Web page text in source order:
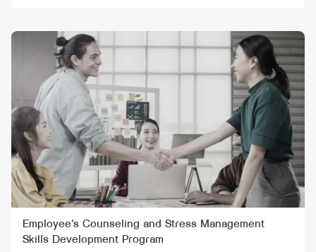
Employee’s Counseling and Stress Management
Skills Development Program